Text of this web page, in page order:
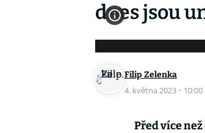
dnes jsou
Filip Zelenka
4. května 2023 · 10:00
Před více